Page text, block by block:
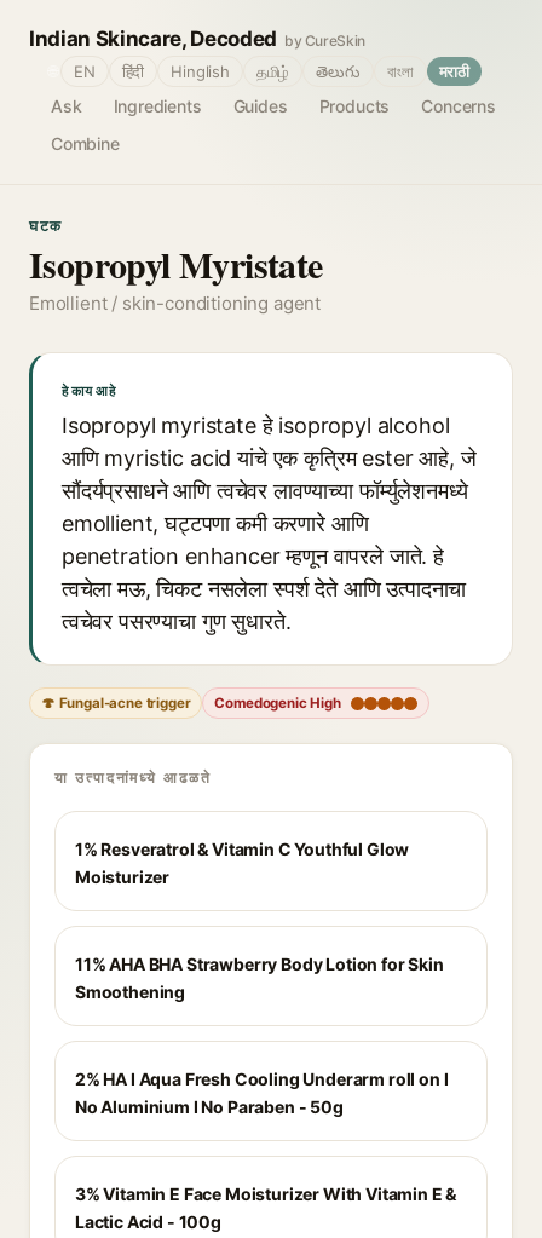
Indian Skincare, Decoded by CureSkin
Ask Ingredients Guides Products
Concerns
Combine
EN हिंदी Hinglish தமிழ் తెలుగు বাংলা मराठी
घटक
Isopropyl Myristate
Emollient / skin-conditioning agent
हे काय आहे
Isopropyl myristate हे isopropyl alcohol
आणि myristic acid यांचे एक कृत्रिम ester आहे, जे
सौंदर्यप्रसाधने आणि त्वचेवर लावण्याच्या फॉर्म्युलेशनमध्ये
emollient, घट्टपणा कमी करणारे आणि
penetration enhancer म्हणून वापरले जाते. हे
त्वचेला मऊ, चिकट नसलेला स्पर्श देते आणि उत्पादनाचा
त्वचेवर पसरण्याचा गुण सुधारते.
🍄 Fungal-acne trigger Comedogenic High
या उत्पादनांमध्ये आढळते
1% Resveratrol & Vitamin C Youthful Glow
Moisturizer
11% AHA BHA Strawberry Body Lotion for Skin
Smoothening
2% HA I Aqua Fresh Cooling Underarm roll on I
No Aluminium I No Paraben - 50g
3% Vitamin E Face Moisturizer With Vitamin E &
Lactic Acid - 100g